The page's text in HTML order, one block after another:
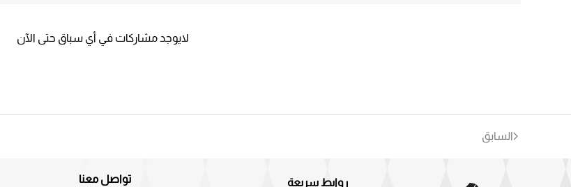
لايوجد مشاركات في أي سباق حتى الآن
السابق
روابط سريعة تواصل معنا